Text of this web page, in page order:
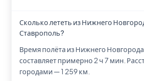
Сколько лететь из Нижнего
Ставрополь?
Время полёта из Нижнего
составляет примерно 2 ч 7 мин.
городами — 1 259 км.